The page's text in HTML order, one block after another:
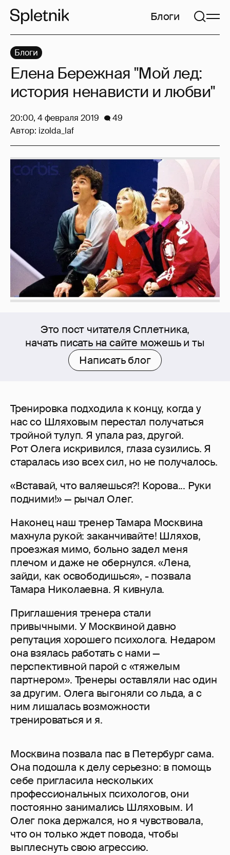
Блоги
Это пост читателя Сплетника,
начать писать на сайте можешь и ты
Написать блог
Тренировка подходила к концу, когда у
нас со Шляховым перестал получаться
тройной тулуп. Я упала раз, другой.
Рот Олега искривился, глаза сузились. Я
старалась изо всех сил, но не получалось.
«Вставай, что валяешься?! Корова... Руки
подними!» — рычал Олег.
Наконец наш тренер Тамара Москвина
махнула рукой: заканчивайте! Шляхов,
проезжая мимо, больно задел меня
плечом и даже не обернулся. «Лена,
зайди, как освободишься», - позвала
Тамара Николаевна. Я кивнула.
Приглашения тренера стали
привычными. У Москвиной давно
репутация хорошего психолога. Недаром
она взялась работать с нами —
перспективной парой с «тяжелым
партнером». Тренеры оставляли нас один
за другим. Олега выгоняли со льда, а с
ним лишалась возможности
тренироваться и я.
Москвина позвала пас в Петербург сама.
Она подошла к делу серьезно: в помощь
себе пригласила нескольких
профессиональных психологов, они
постоянно занимались Шляховым. И
Олег пока держался, но я чувствовала,
что он только ждет повода, чтобы
выплеснуть свою агрессию.
Блоги
Елена Бережная "Мой лед:
история ненависти и любви"
20:00, 4 февраля 2019
49
Автор: izolda_laf